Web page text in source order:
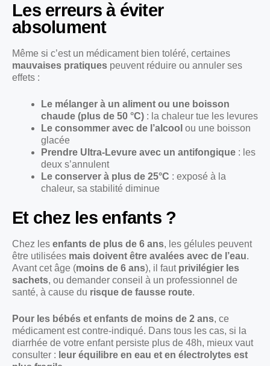
Les erreurs à éviter
absolument
Même si c’est un médicament bien toléré, certaines
mauvaises pratiques peuvent réduire ou annuler ses
effets :
Le mélanger à un aliment ou une boisson
chaude (plus de 50 °C) : la chaleur tue les levures
Le consommer avec de l’alcool ou une boisson
glacée
Prendre Ultra-Levure avec un antifongique : les
deux s’annulent
Le conserver à plus de 25°C : exposé à la
chaleur, sa stabilité diminue
Et chez les enfants ?
Chez les enfants de plus de 6 ans, les gélules peuvent
être utilisées mais doivent être avalées avec de l’eau.
Avant cet âge (moins de 6 ans), il fautprivilégier les
sachets, ou demander conseil à un professionnel de
santé, à cause du risque de fausse route.
Pour les bébés et enfants de moins de 2 ans, ce
médicament est contre-indiqué. Dans tous les cas, si la
diarrhée de votre enfant persiste plus de 48h, mieux vaut
consulter : leur équilibre en eau et en électrolytes est